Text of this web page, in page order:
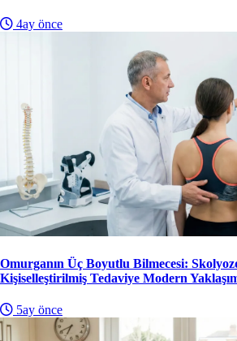
4ay önce
Omurganın Üç Boyutlu Bilmecesi:
Kişiselleştirilmiş Tedaviye Modern
5ay önce